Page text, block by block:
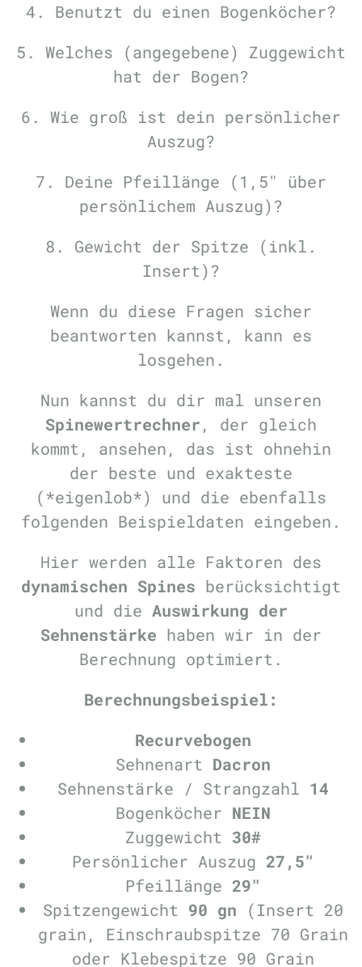
4. Benutzt du einen Bogenköcher?
5. Welches (angegebene) Zuggewicht
hat der Bogen?
6. Wie groß ist dein persönlicher
Auszug?
7. Deine Pfeillänge (1,5" über
persönlichem Auszug)?
8. Gewicht der Spitze (inkl.
Insert)?
Wenn du diese Fragen sicher
beantworten kannst, kann es
losgehen.
Nun kannst du dir mal unseren
Spinewertrechner, der gleich
kommt, ansehen, das ist ohnehin
der beste und exakteste
(*eigenlob*) und die ebenfalls
folgenden Beispieldaten eingeben.
Hier werden alle Faktoren des
dynamischen Spines berücksichtigt
und die Auswirkung der
Sehnenstärke haben wir in der
Berechnung optimiert.
Berechnungsbeispiel:
Recurvebogen
Sehnenart Dacron
Sehnenstärke / Strangzahl 14
Bogenköcher NEIN
Zuggewicht 30#
Persönlicher Auszug 27,5"
Pfeillänge 29"
Spitzengewicht 90 gn (Insert 20
grain, Einschraubspitze 70 Grain
oder Klebespitze 90 Grain